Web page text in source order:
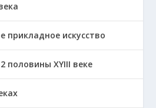
прикладное искусство
половины ХҮІІІ веке